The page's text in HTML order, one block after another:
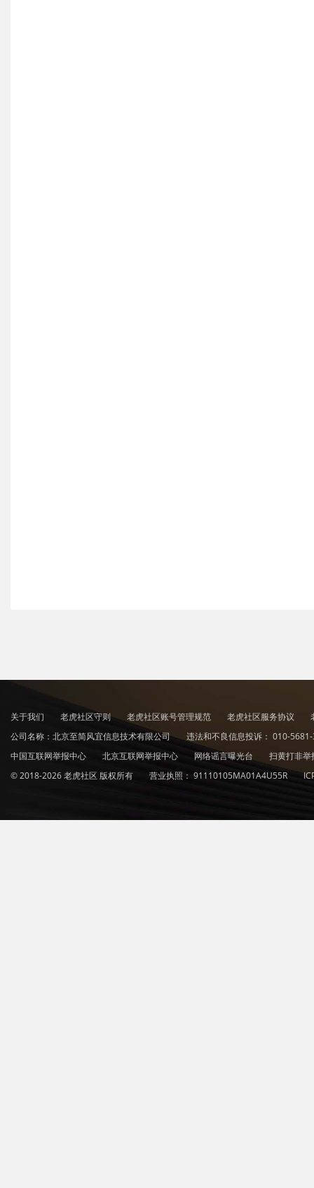
关于我们 老虎社区守则 老虎社区账号管理规范 老虎社区服务协议
公司名称：北京至简风宜信息技术有限公司
违法和不良信息投诉： 010-
中国互联网举报中心
北京互联网举报中心 网络谣言曝光台
扫黄打非
© 2018-2026 老虎社区 版权所有
营业执照： 91110105MA01A4U55R